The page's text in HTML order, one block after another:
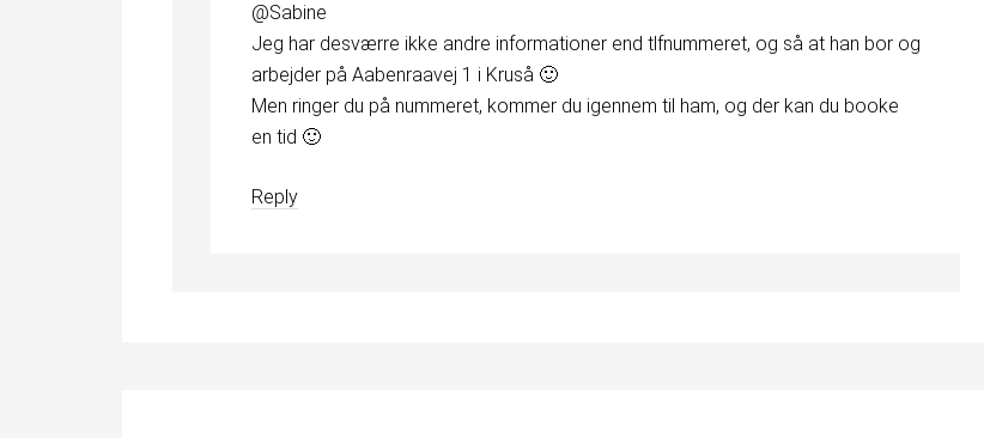
@Sabine
Jeg har desværre ikke andre informationer end tlfnummeret, og så at han bor og
arbejder på Aabenraavej 1 i Kruså 🙂
Men ringer du på nummeret, kommer du igennem til ham, og der kan du booke
en tid 🙂
Reply